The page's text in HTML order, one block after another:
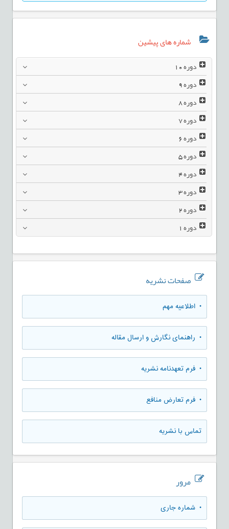
شماره های پیشین
دوره10
دوره9
دوره8
دوره7
دوره6
دوره5
دوره4
دوره3
دوره2
دوره1
صفحات نشریه
• اطلاعیه مهم
• راهنمای نگارش و ارسال مقاله
• فرم تعهدنامه نشریه
• فرم تعارض منافع
تماس با نشریه
مرور
• شماره جاری